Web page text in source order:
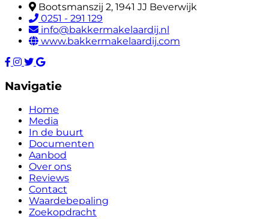
Bootsmanszij 2, 1941 JJ Beverwijk
0251 - 291 129
info@bakkermakelaardij.nl
www.bakkermakelaardij.com
Navigatie
Home
Media
In de buurt
Documenten
Aanbod
Over ons
Reviews
Contact
Waardebepaling
Zoekopdracht